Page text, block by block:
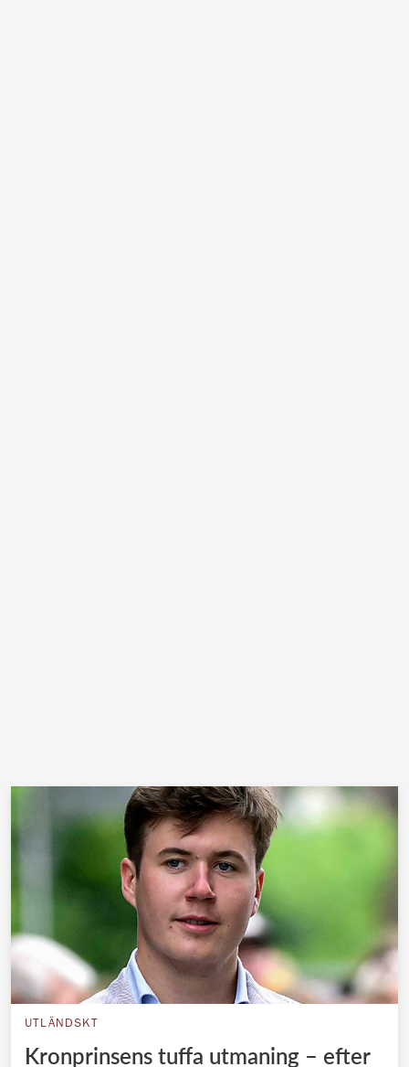
UTLÄNDSKT
Kronprinsens tuffa utmaning – efter